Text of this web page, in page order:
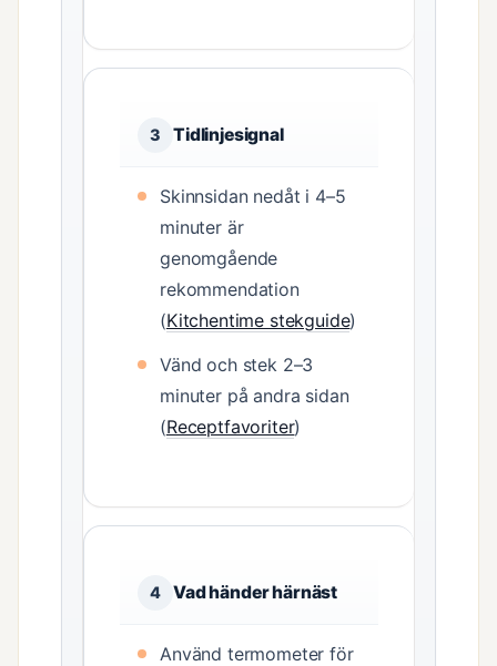
3 Tidlinjesignal
Skinnsidan nedåt i 4–5
minuter är
genomgående
rekommendation
(Kitchentime stekguide)
Vänd och stek 2–3
minuter på andra sidan
(Receptfavoriter)
4 Vad händer härnäst
Använd termometer för